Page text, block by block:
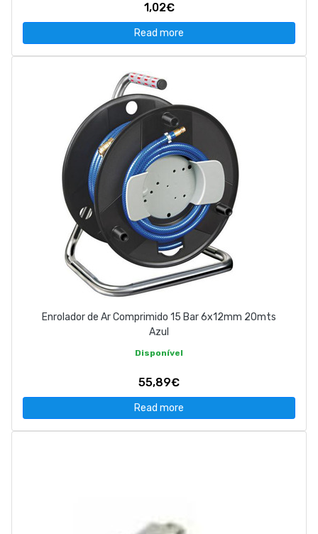
1,02€
Read more
Enrolador de Ar Comprimido 15 Bar 6x12mm 20mts
Azul
Disponível
55,89€
Read more